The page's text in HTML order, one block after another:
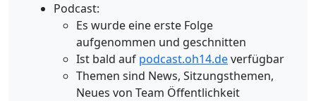
Podcast:
Es wurde eine erste Folge
aufgenommen und geschnitten
Ist bald auf podcast.oh14.deverfügbar
Themen sind News, Sitzungsthemen,
Neues von Team Öffentlichkeit